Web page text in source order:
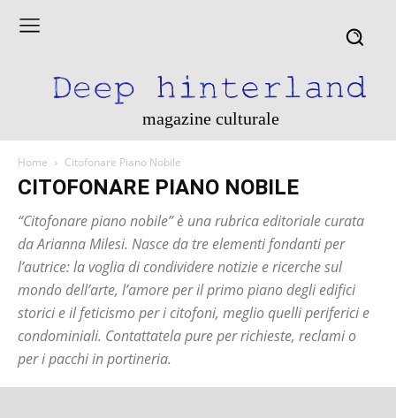
magazine culturale
Home Citofonare Piano Nobile
CITOFONARE PIANO NOBILE
“Citofonare piano nobile” è una rubrica editoriale curata
da Arianna Milesi. Nasce da tre elementi fondanti per
l’autrice: la voglia di condividere notizie e ricerche sul
mondo dell’arte, l’amore per il primo piano degli edifici
storici e il feticismo per i citofoni, meglio quelli periferici e
condominiali. Contattatela pure per richieste, reclami o
per i pacchi in portineria.